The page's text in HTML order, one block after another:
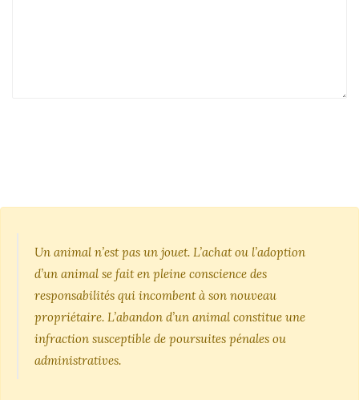
Un animal n’est pas un jouet. L’achat ou l’adoption
d’un animal se fait en pleine conscience des
responsabilités qui incombent à son nouveau
propriétaire. L’abandon d’un animal constitue une
infraction susceptible de poursuites pénales ou
administratives.